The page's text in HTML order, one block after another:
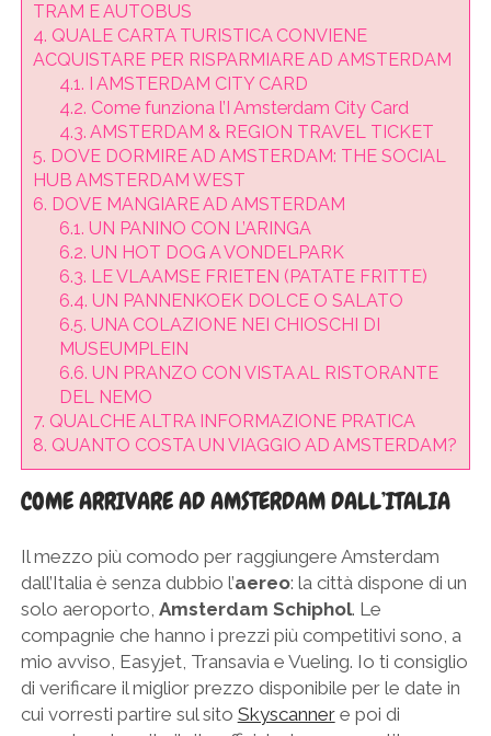
TRAM E AUTOBUS
4. QUALE CARTA TURISTICA CONVIENE
ACQUISTARE PER RISPARMIARE AD AMSTERDAM
4.1. I AMSTERDAM CITY CARD
4.2. Come funziona l’I Amsterdam City Card
4.3. AMSTERDAM & REGION TRAVEL TICKET
5. DOVE DORMIRE AD AMSTERDAM: THE SOCIAL
HUB AMSTERDAM WEST
6. DOVE MANGIARE AD AMSTERDAM
6.1. UN PANINO CON L’ARINGA
6.2. UN HOT DOG A VONDELPARK
6.3. LE VLAAMSE FRIETEN (PATATE FRITTE)
6.4. UN PANNENKOEK DOLCE O SALATO
6.5. UNA COLAZIONE NEI CHIOSCHI DI
MUSEUMPLEIN
6.6. UN PRANZO CON VISTA AL RISTORANTE
DEL NEMO
7. QUALCHE ALTRA INFORMAZIONE PRATICA
8. QUANTO COSTA UN VIAGGIO AD AMSTERDAM?
COME ARRIVARE AD AMSTERDAM DALL’ITALIA
Il mezzo più comodo per raggiungere Amsterdam
dall’Italia è senza dubbio l’aereo: la città dispone di un
solo aeroporto, Amsterdam Schiphol. Le
compagnie che hanno i prezzi più competitivi sono, a
mio avviso, Easyjet, Transavia e Vueling. Io ti consiglio
di verificare il miglior prezzo disponibile per le date in
cui vorresti partire sul sito Skyscannere poi di